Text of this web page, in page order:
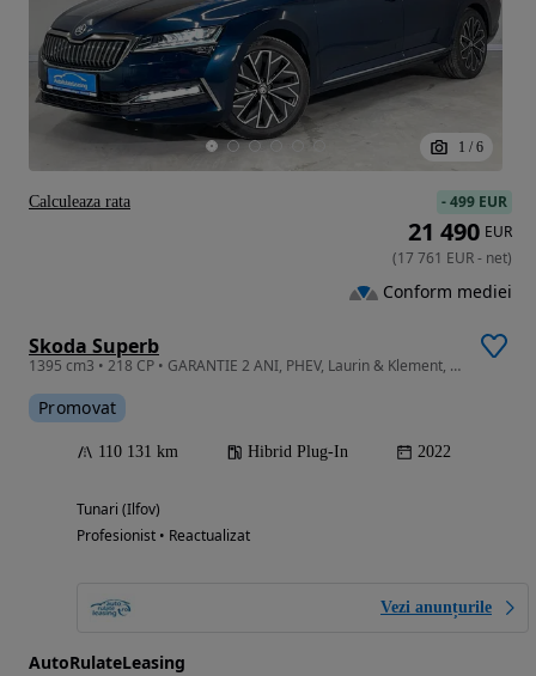
1 / 6
Skoda Superb
1395 cm3 • 218 CP • GARANTIE 2 ANI, PHEV, Laurin & Klement, Piele, Scaune incalzite
Promovat
110 131 km Hibrid Plug-In 2022
Tunari (Ilfov)
Profesionist • Reactualizat
Vezi anunțurile
AutoRulateLeasing
-499 EUR
21 490 EUR
(17 761 EUR- net)
Conform mediei
Calculeaza rata